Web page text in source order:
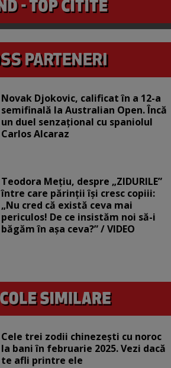
Novak Djokovic, calificat în a 12-a
semifinală la Australian Open. Încă
un duel senzațional cu spaniolul
Carlos Alcaraz
Teodora Mețiu, despre „ZIDURILE”
între care părinții își cresc copiii:
„Nu cred că există ceva mai
periculos! De ce insistăm noi să-i
băgăm în așa ceva?” / VIDEO
Cele trei zodii chinezești cu noroc
la bani în februarie 2025. Vezi dacă
te afli printre ele